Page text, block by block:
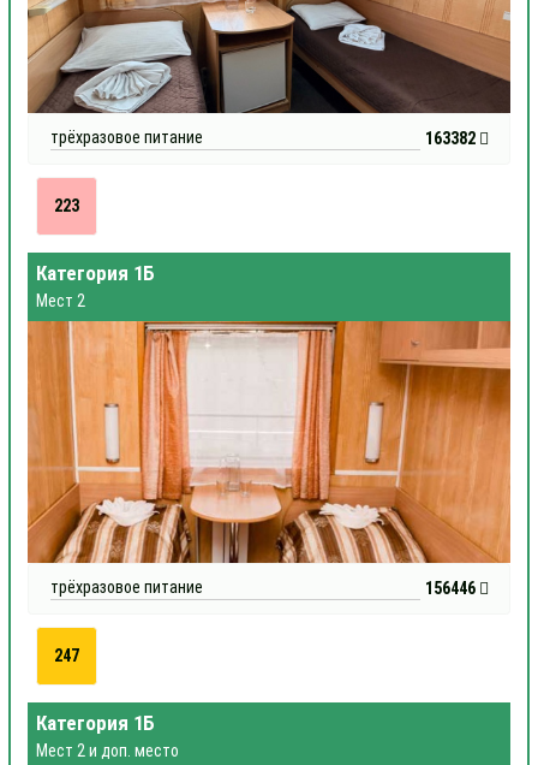
трёхразовое питание 163382
223
Категория 1Б
Мест 2
трёхразовое питание 156446
247
Категория 1Б
Мест 2 и доп. место